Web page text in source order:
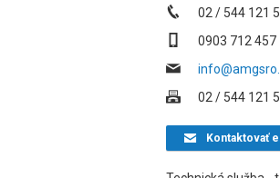
02 / 544 121
0903 712 457
02 / 544 121
Kontaktovať